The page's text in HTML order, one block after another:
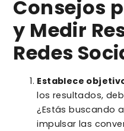
Consejos
y Medir
Redes
Establece
los resultados,
¿Estás buscando
impulsar las